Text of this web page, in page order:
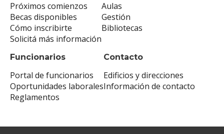
Próximos comienzos
Becas disponibles
Cómo inscribirte
Solicitá más información
Aulas
Gestión
Bibliotecas
Funcionarios
Portal de funcionarios
Oportunidades laborales
Reglamentos
Contacto
Edificios y direcciones
Información de contacto